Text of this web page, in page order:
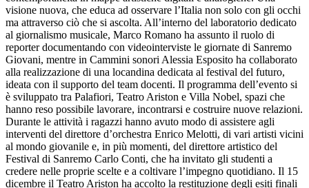
visione nuova, che educa ad osservare l’Italia non solo con gli occhi
ma attraverso ciò che si ascolta. All’interno del laboratorio dedicato
al giornalismo musicale, Marco Romano ha assunto il ruolo di
reporter documentando con videointerviste le giornate di Sanremo
Giovani, mentre in Cammini sonori Alessia Esposito ha collaborato
alla realizzazione di una locandina dedicata al festival del futuro,
ideata con il supporto del team docenti. Il programma dell’evento si
è sviluppato tra Palafiori, Teatro Ariston e Villa Nobel, spazi che
hanno reso possibile lavorare, incontrarsi e costruire nuove relazioni.
Durante le attività i ragazzi hanno avuto modo di assistere agli
interventi del direttore d’orchestra Enrico Melotti, di vari artisti vicini
al mondo giovanile e, in più momenti, del direttore artistico del
Festival di Sanremo Carlo Conti, che ha invitato gli studenti a
credere nelle proprie scelte e a coltivare l’impegno quotidiano. Il 15
dicembre il Teatro Ariston ha accolto la restituzione degli esiti finali